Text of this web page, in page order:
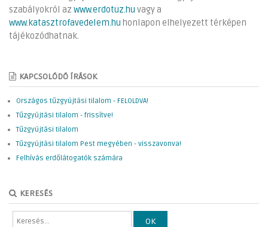
szabályokról az www.erdotuz.hu vagy a
www.katasztrofavedelem.hu honlapon elhelyezett térképen
tájékozódhatnak.
KAPCSOLÓDÓ ÍRÁSOK
Országos tűzgyújtási tilalom - FELOLDVA!
Tűzgyújtási tilalom - frissítve!
Tűzgyújtási tilalom
Tűzgyújtási tilalom Pest megyében - visszavonva!
Felhívás erdőlátogatók számára
KERESÉS
OK